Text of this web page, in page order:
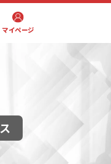
マイページ